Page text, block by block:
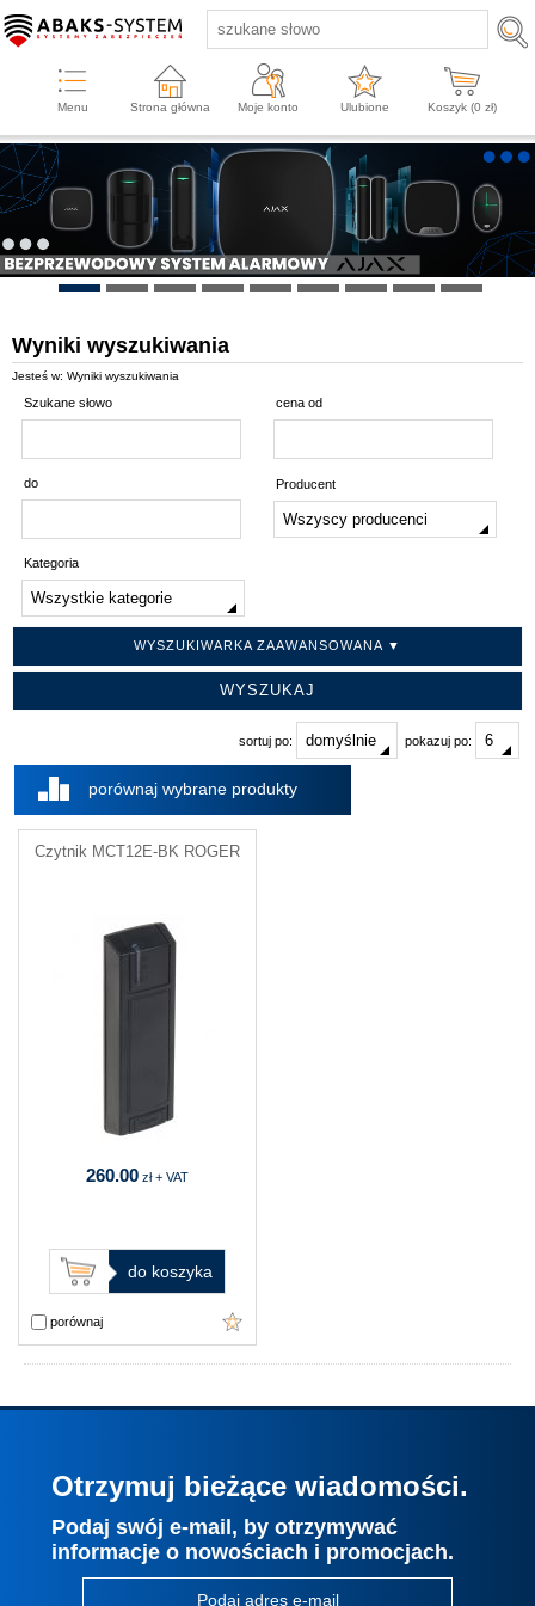
Menu Strona główna Moje konto Ulubione Koszyk (0 zł)
Wyniki wyszukiwania
Jesteś w: Wyniki wyszukiwania
Szukane słowo cena od
do Producent
Kategoria
WYSZUKIWARKA ZAAWANSOWANA ▼
pokazuj po:
sortuj po:
porównaj wybrane produkty
Czytnik MCT12E-BK ROGER
260.00 zł + VAT
do koszyka
porównaj
Otrzymuj bieżące wiadomości.
Podaj swój e-mail, by otrzymywać
informacje o nowościach i promocjach.